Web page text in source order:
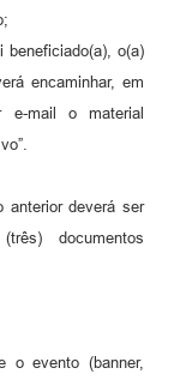
beneficiado(a), o(a)
encaminhar, em
mail o material
anterior deverá ser
documentos
o evento (banner,